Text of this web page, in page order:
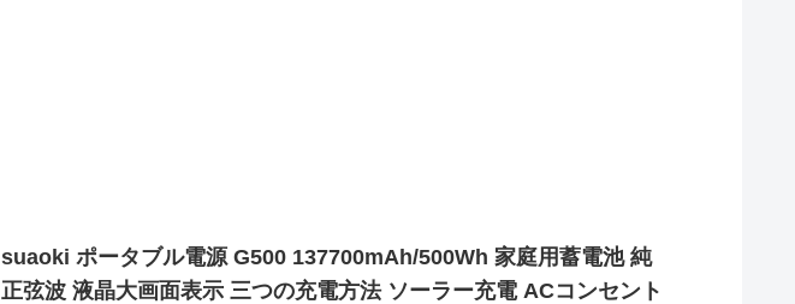
suaoki ポータブル電源 G500 137700mAh/500Wh 家庭用蓄電池 純
正弦波 液晶大画面表示 三つの充電方法 ソーラー充電 ACコンセント